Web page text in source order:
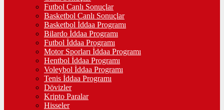
Futbol Canlı Sonuçlar
Basketbol Canlı Sonuçlar
Basketbol İddaa Programı
Bilardo İddaa Programı
Futbol İddaa Programı
Motor Sporları İddaa Programı
Hentbol İddaa Programı
Voleybol İddaa Programı
Tenis İddaa Programı
Dövizler
Kripto Paralar
Hisseler